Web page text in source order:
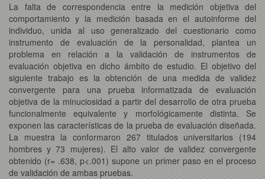
La falta de correspondencia entre la medición objetiva del
comportamiento y la medición basada en el autoinforme del
individuo, unida al uso generalizado del cuestionario como
instrumento de evaluación de la personalidad, plantea un
problema en relación a la validación de instrumentos de
evaluación objetiva en dicho ámbito de estudio. El objetivo del
siguiente trabajo es la obtención de una medida de validez
convergente para una prueba informatizada de evaluación
objetiva de la minuciosidad a partir del desarrollo de otra prueba
funcionalmente equivalente y morfológicamente distinta. Se
exponen las características de la prueba de evaluación diseñada.
La muestra la conformaron 267 titulados universitarios (194
hombres y 73 mujeres). El alto valor de validez convergente
obtenido (r= .638, p<.001) supone un primer paso en el proceso
de validación de ambas pruebas.